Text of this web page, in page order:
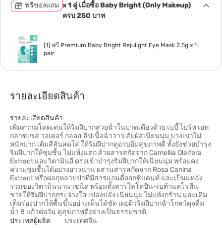
ฟรีของแถม x 1 คู่ เมื่อซื้อ Baby Bright (Only Makeup)
ครบ 250 บาท
[1] ฟรี Premium Baby Bright Rejulight Eye Mask 2.5g x 1
pair
รายละเอียดสินค้า
รายละเอียดสินค้า
เพิ่มความโดดเด่นให้ริมฝีปากสวยฉ่ำในปาดเดียวด้วย เบบี้ ไบร์ท เอท
กลาซเซส วอเตอร์ กลอส ลิปเนื้อฉ่ำวาว สัมผัสเนียนนุ่ม บางเบาไม่
หนักปาก เติมสีสันสดใส ให้ริมฝีปากดูอวบอิ่มสุขภาพดี ทั้งยังช่วยบำรุง
ริมฝีปากให้ชุ่มชื้น ไม่แห้งแตก ด้วยสารสกัดจาก Camellia Oleifera
Extract และวิตามินอี ตรงเข้าบำรุงริมฝีปากให้เนียนนุ่ม พร้อมคง
ความชุ่มชื้นได้อย่างยาวนาน ผสานสารสกัดจาก Rosa Canina
Extract หรือผลกุหลาบป่าที่มีสารแอนตี้ออกซิแดนท์ และเป็นแหล่ง
รวมของวิตามินนานาชนิด พร้อมทั้งสารไลโคปีน-เบต้าแคโรทีน
ช่วยให้ริมฝีปากกระจ่างใส เปล่งปลั่ง เนียนนุ่ม ไม่แห้งกร้าน และเติม
เต็มร่องปากให้ตื้นขึ้นอย่างเห็นได้ชัด เผยผิวริมฝีปากฉ่ำโกลว์ดุจดื่ม
น้ำ 8 แก้วต่อวัน ดูสุขภาพดีอย่างเป็นธรรมชาติ
ประเทศผู้ผลิต
ประเทศจีน